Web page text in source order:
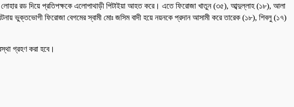
রড দিয়ে প্রতিপক্ষকে এলোপাথাড়ী পিটাইয়া আহত করে। এতে ফিরোজা খাতুন (৩৫), আব্দুল্লাহ (১৮), আলা
ভুক্তভোগী ফিরোজা বেগমের স্বামী মোঃ জসিম বাদী হয়ে নয়নকে প্রদান আসামী করে তারেক (১৮), শিবলু (১৭)
গ্রহণ করা হবে।